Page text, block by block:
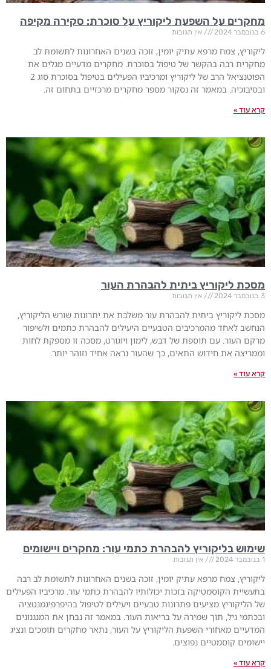
מחקרים על השפעת ליקוריץ על סוכרת: סקירה מקיפה
6 בנובמבר 2024 אין תגובות
ליקוריץ, צמח מרפא עתיק יומין, זוכה בשנים האחרונות לתשומת לב
מחקרית רבה בהקשר של טיפול בסוכרת. מחקרים מדעיים מגלים את
הפוטנציאל הרב של ליקוריץ ומרכיביו הפעילים בטיפול בסוכרת סוג 2
ובסיבוכיה. במאמר זה נסקור מספר מחקרים מרכזיים בתחום זה.
קרא עוד »
מסכת ליקוריץ ביתית להבהרת העור
3 בנובמבר 2024 אין תגובות
מסכת ליקוריץ ביתית להבהרת עור משלבת את יתרונות שורש הליקוריץ,
הנחשב לאחד מהמרכיבים הטבעיים היעילים להבהרת כתמים ולשיפור
מרקם העור. עם תוספת של דבש, לימון ויוגורט, מסכה זו מספקת לחות
וממריצה את חידוש התאים, כך שהעור נראה אחיד וזוהר יותר.
קרא עוד »
שימוש בליקוריץ להבהרת כתמי עור: מחקרים ויישומים
1 בנובמבר 2024 אין תגובות
ליקוריץ, צמח מרפא עתיק יומין, זוכה בשנים האחרונות לתשומת לב רבה
בתעשיית הקוסמטיקה בזכות יכולותיו להבהרת כתמי עור. מרכיביו הפעילים
של הליקוריץ מציעים פתרונות טבעיים ויעילים לטיפול בהיפרפיגמנטציה
ובכתמי גיל, תוך שמירה על בריאות העור. במאמר זה נבחן את המנגנונים
המדעיים מאחורי השפעת הליקוריץ על העור, נתאר מחקרים תומכים ונציג
יישומים קוסמטיים נפוצים.
קרא עוד »